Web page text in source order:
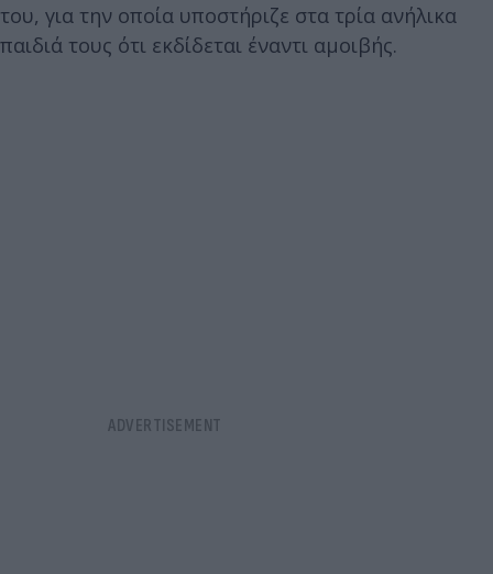
του, για την οποία υποστήριζε στα τρία ανήλικα
παιδιά τους ότι εκδίδεται έναντι αμοιβής.